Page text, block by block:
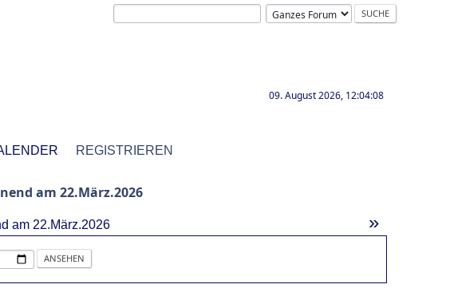
09. August 2026, 12:04:08
REGISTRIEREN
am 22.März.2026
»
am 22.März.2026